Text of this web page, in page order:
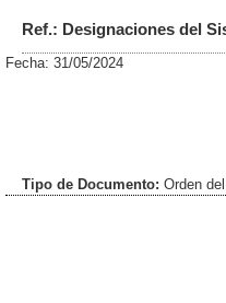
Ref.: Designaciones del
Fecha: 31/05/2024
Tipo de Documento: Orden